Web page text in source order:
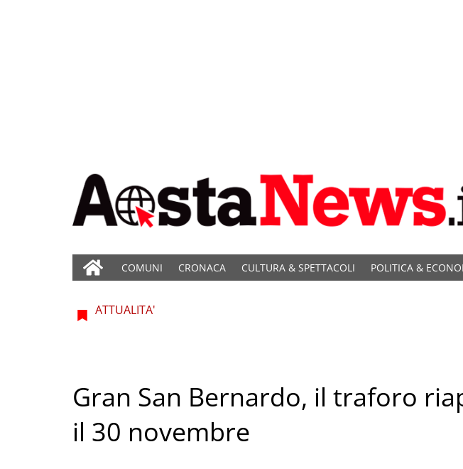
COMUNI CRONACA CULTURA & SPETTACOLI POLITICA &
ATTUALITA'
Gran San Bernardo, il traforo
il 30 novembre